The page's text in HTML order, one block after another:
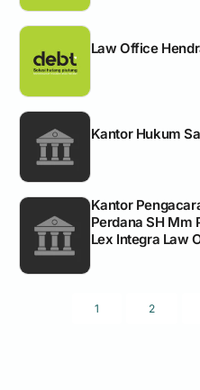
Law Office
Kantor Hukum
Kantor
Perdana SH Mm
Lex Integra Law
1 2